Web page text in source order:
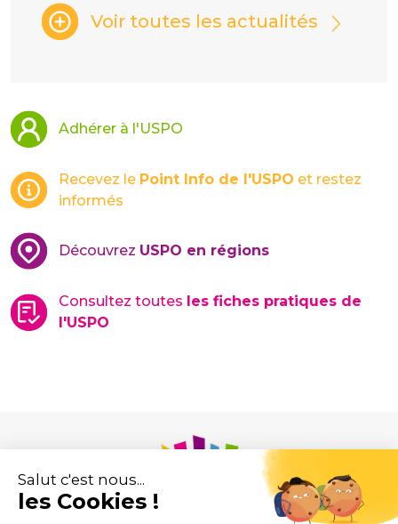
Voir toutes les actualités
Adhérer à l'USPO
Recevez le Point Info de l'USPO et restez
informés
Découvrez USPO en régions
Consultez toutes les fiches pratiques de
l'USPO